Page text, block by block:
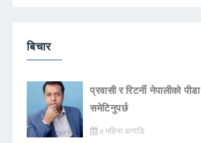
बिचार
प्रवासी र रिटर्नी नेपालीको
समेटिनुपर्छ
४ महिना अगाडि